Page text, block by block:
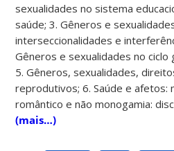
sexualidades no sistema
saúde; 3. Gêneros e
interseccionalidades e
Gêneros e sexualidades no ciclo
5. Gêneros, sexualidades,
reprodutivos; 6. Saúde e afetos:
romântico e não monogamia:
(mais…)